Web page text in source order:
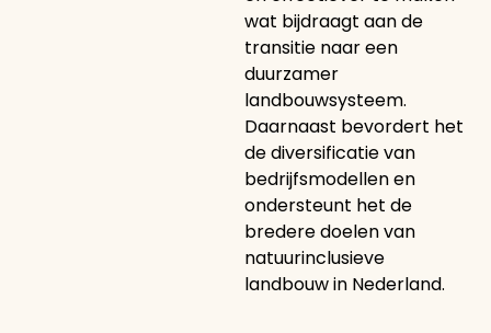
wat bijdraagt aan de
transitie naar een
duurzamer
landbouwsysteem.
Daarnaast bevordert het
de diversificatie van
bedrijfsmodellen en
ondersteunt het de
bredere doelen van
natuurinclusieve
landbouw in Nederland.